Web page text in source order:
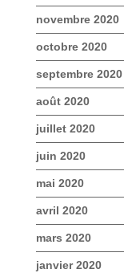
novembre 2020
octobre 2020
septembre 2020
août 2020
juillet 2020
juin 2020
mai 2020
avril 2020
mars 2020
janvier 2020